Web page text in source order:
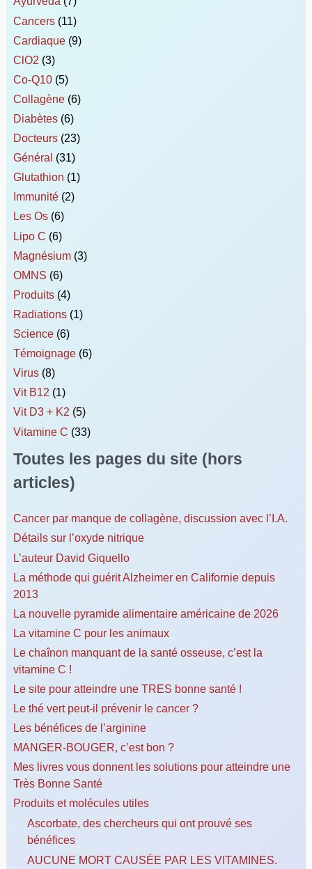
Cancers(11)
Cardiaque(9)
ClO2 (3)
Co-Q10(5)
Collagène(6)
Diabètes(6)
Docteurs(23)
Général (31)
Glutathion (1)
Immunité(2)
Les Os(6)
Lipo C (6)
Magnésium(3)
OMNS (6)
Produits(4)
Radiations(1)
Science(6)
Témoignage(6)
Virus(8)
Vit B12 (1)
Vit D3 + K2 (5)
Vitamine C (33)
Toutes les pages du site (hors
articles)
Cancer par manque de collagène, discussion avec l’I.A.
Détails sur l’oxyde nitrique
L’auteur David Giquello
La méthode qui guérit Alzheimer en Californie depuis
2013
La nouvelle pyramide alimentaire américaine de 2026
La vitamine C pour les animaux
Le chaînon manquant de la santé osseuse, c’est la
vitamine C !
Le site pour atteindre une TRES bonne santé !
Le thé vert peut-il prévenir le cancer ?
Les bénéfices de l’arginine
MANGER-BOUGER, c’est bon ?
Mes livres vous donnent les solutions pour atteindre une
Très Bonne Santé
Produits et molécules utiles
Ascorbate, des chercheurs qui ont prouvé ses
bénéfices
AUCUNE MORT CAUSÉE PAR LES VITAMINES.